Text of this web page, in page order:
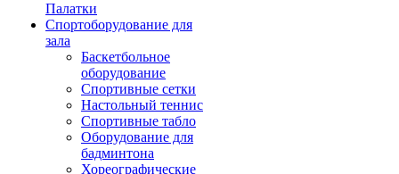
Палатки
Спортоборудование для
зала
Баскетбольное
оборудование
Спортивные сетки
Настольный теннис
Спортивные табло
Оборудование для
бадминтона
Хореографические